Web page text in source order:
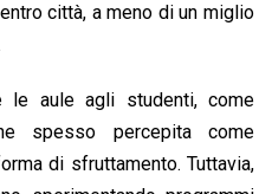
città, a meno di un miglio
le aule agli studenti, come
spesso percepita come
di sfruttamento. Tuttavia,